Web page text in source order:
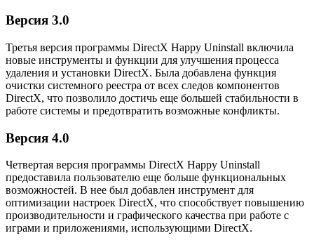
Версия 3.0
Третья версия программы DirectX Happy Uninstall включила
новые инструменты и функции для улучшения процесса
удаления и установки DirectX. Была добавлена функция
очистки системного реестра от всех следов компонентов
DirectX, что позволило достичь еще большей стабильности в
работе системы и предотвратить возможные конфликты.
Версия 4.0
Четвертая версия программы DirectX Happy Uninstall
предоставила пользователю еще больше функциональных
возможностей. В нее был добавлен инструмент для
оптимизации настроек DirectX, что способствует повышению
производительности и графического качества при работе с
играми и приложениями, использующими DirectX.